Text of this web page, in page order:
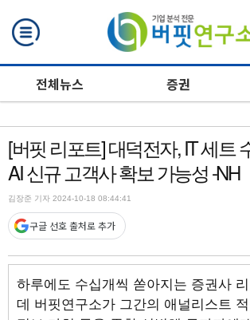
전체뉴스 증권
[버핏 리포트] 대덕전자, IT 세트
AI 신규 고객사 확보 가능성 -NH
김장준 기자 2024-10-18 08:44:41
구글 선호 출처로 추가
하루에도 수십개씩 쏟아지는 증권사
데 버핏연구소가 그간의 애널리스트